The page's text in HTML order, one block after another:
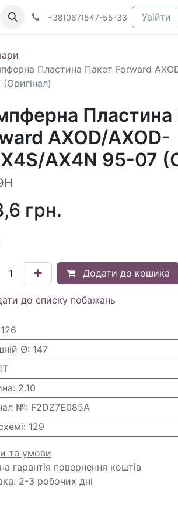
+38(067)547-55-33 Увійти
Пластина Пакет Forward
Пластина
AXOD/AXOD-
AX4N 95-07
грн.
Додати до кошика
до списку побажань
126
Ø: 147
: 2.10
№: F2DZ7E085A
: 129
та умови
гарантія повернення коштів
2-3 робочих дні